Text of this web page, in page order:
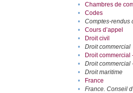
•
Chambres de
•
Codes
•
Comptes-rendus
•
Cours d’appel
•
Droit civil
•
Droit commercial
•
Droit commercial
•
Droit commercial
•
Droit maritime
•
France
•
France. Conseil